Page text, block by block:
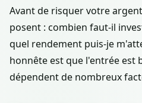
Avant de risquer votre
posent : combien faut-il
quel rendement puis-je
honnête est que l'entrée est
dépendent de nombreux